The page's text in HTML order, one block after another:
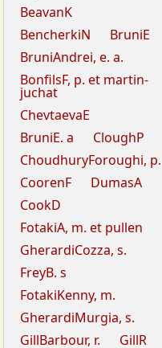
BeavanK
BencherkiN
BruniE
BruniAndrei, e. a.
BonfilsF, p. et martin-
juchat
ChevtaevaE
BruniE. a
CloughP
ChoudhuryForoughi, p.
CoorenF
DumasA
CookD
FotakiA, m. et pullen
GherardiCozza, s.
FreyB. s
FotakiKenny, m.
GherardiMurgia, s.
GillBarbour, r.
GillR